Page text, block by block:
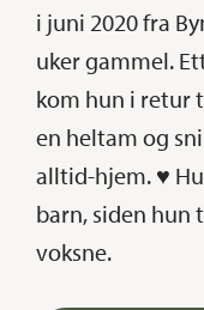
i juni 2020 fra
uker gammel.
kom hun i retur
en heltam og
alltid-hjem. ♥
barn, siden hun
voksne.